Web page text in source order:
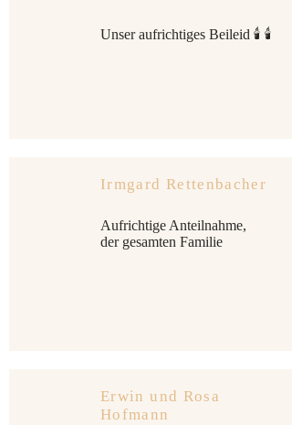
Unser aufrichtiges Beileid 🕯 🕯
Irmgard Rettenbacher
Aufrichtige Anteilnahme,
der gesamten Familie
Erwin und Rosa
Hofmann